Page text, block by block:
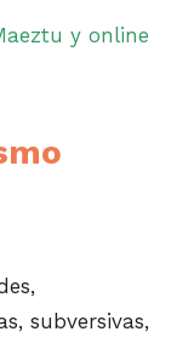
y online
subversivas,